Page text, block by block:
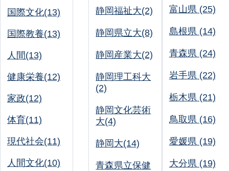
国際文化(13)
国際教養(13)
人間(13)
健康栄養(12)
家政(12)
体育(11)
現代社会(11)
人間文化(10)
静岡福祉大(2)
静岡県立大(8)
静岡産業大(2)
静岡理工科大
(2)
静岡文化芸術
大(4)
静岡大(14)
青森県立保健
富山県 (25)
島根県 (14)
青森県 (24)
岩手県 (22)
栃木県 (21)
鳥取県 (16)
愛媛県 (19)
大分県 (19)